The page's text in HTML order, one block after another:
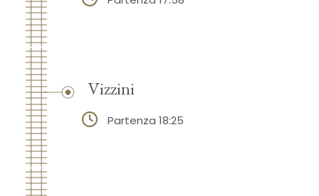
Vizzini
Partenza 18:25